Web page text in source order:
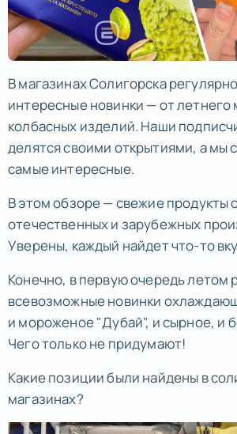
В магазинах Солигорска
интересные новинки — от
колбасных изделий. Наши
делятся своими открытиями, а мы
самые интересные.
В этом обзоре — свежие продукты
отечественных и зарубежных
Уверены, каждый найдет что-то
Конечно, в первую очередь летом
всевозможные новинки
и мороженое "Дубай", и сырное, и
Чего только не придумают!
Какие позиции были найдены в
магазинах?